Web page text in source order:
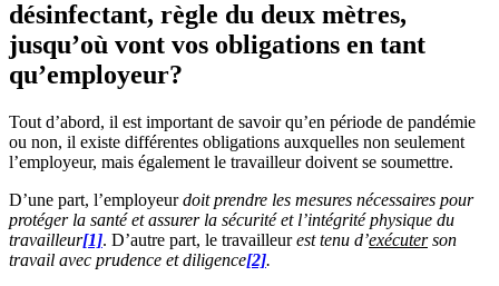
désinfectant, règle du deux mètres,
jusqu’où vont vos obligations en tant
qu’employeur?
Tout d’abord, il est important de savoir qu’en période de pandémie
ou non, il existe différentes obligations auxquelles non seulement
l’employeur, mais également le travailleur doivent se soumettre.
D’une part, l’employeurdoit prendre les mesures nécessaires pour
protéger la santé et assurer la sécurité et l’intégrité physique du
travailleur[1]. D’autre part, le travailleurest tenu d’exécuterson
travail avec prudence et diligence[2].